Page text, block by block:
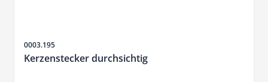
Artikelnr.
0003.195
Kerzenstecker durchsichtig